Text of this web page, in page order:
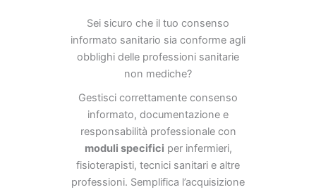
Sei sicuro che il tuo consenso
informato sanitario sia conforme agli
obblighi delle professioni sanitarie
non mediche?
Gestisci correttamente consenso
informato, documentazione e
responsabilità professionale con
moduli specifici per infermieri,
fisioterapisti, tecnici sanitari e altre
professioni. Semplifica l’acquisizione